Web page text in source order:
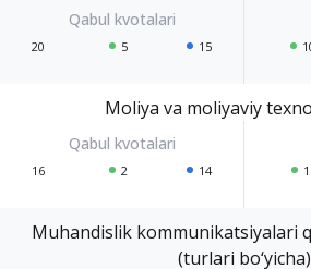
20 5 15
Moliya va moliyaviy
16 2 14
Muhandislik kommunikatsiyalari
(turlari bo‘yicha)